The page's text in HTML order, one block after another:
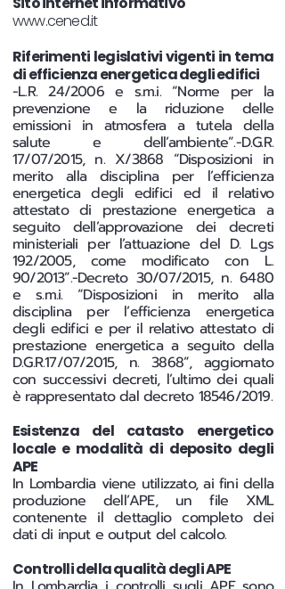
www.cened.it
Riferimenti legislativi vigenti in tema
di efficienza energetica degli edifici
-L.R. 24/2006 e s.m.i. “Norme per la
prevenzione e la riduzione delle
emissioni in atmosfera a tutela della
salute e dell’ambiente”.-D.G.R.
17/07/2015, n. X/3868 “Disposizioni in
merito alla disciplina per l’efficienza
energetica degli edifici ed il relativo
attestato di prestazione energetica a
seguito dell’approvazione dei decreti
ministeriali per l’attuazione del D. Lgs
192/2005, come modificato con L.
90/2013”.-Decreto 30/07/2015, n. 6480
e s.m.i. “Disposizioni in merito alla
disciplina per l’efficienza energetica
degli edifici e per il relativo attestato di
prestazione energetica a seguito della
D.G.R.17/07/2015, n. 3868”, aggiornato
con successivi decreti, l’ultimo dei quali
è rappresentato dal decreto 18546/2019.
Esistenza del catasto energetico
locale e modalità di deposito degli
APE
In Lombardia viene utilizzato, ai fini della
produzione dell’APE, un file XML
contenente il dettaglio completo dei
dati di input e output del calcolo.
Controlli della qualità degli APE